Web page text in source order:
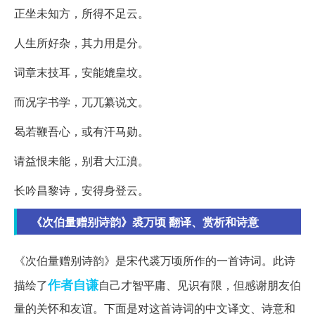
正坐未知方，所得不足云。
人生所好杂，其力用是分。
词章末技耳，安能媲皇坟。
而况字书学，兀兀纂说文。
曷若鞭吾心，或有汗马勋。
请益恨未能，别君大江濆。
长吟昌黎诗，安得身登云。
《次伯量赠别诗韵》裘万顷 翻译、赏析和诗意
《次伯量赠别诗韵》是宋代裘万顷所作的一首诗词。此诗
描绘了作者自谦自己才智平庸、见识有限，但感谢朋友伯
量的关怀和友谊。下面是对这首诗词的中文译文、诗意和